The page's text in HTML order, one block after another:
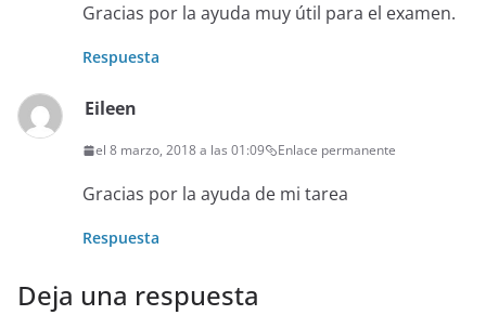
Gracias por la ayuda muy útil para el examen.
Respuesta
Eileen
el 8 marzo, 2018 a las 01:09 Enlace permanente
Gracias por la ayuda de mi tarea
Respuesta
Deja una respuesta